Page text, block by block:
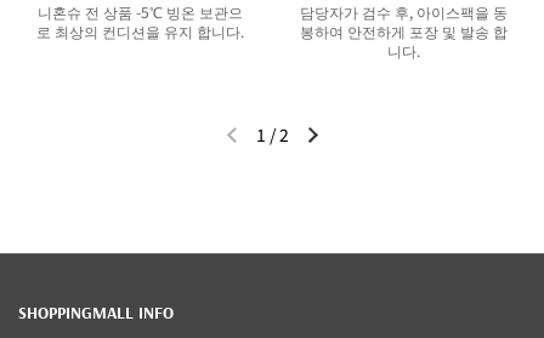
니혼슈 전 상품 -5℃ 빙온 보관으
로 최상의 컨디션을 유지 합니다.
담당자가 검수 후, 아이스팩을 동
봉하여 안전하게 포장 및 발송 합
니다.
이전 슬라이드다음 슬라이드
1 /2
SHOPPINGMALL INFO